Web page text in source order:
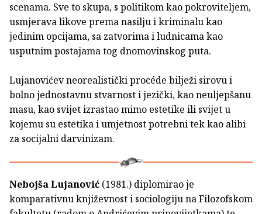
scenama. Sve to skupa, s politikom kao pokroviteljem,
usmjerava likove prema nasilju i kriminalu kao
jedinim opcijama, sa zatvorima i ludnicama kao
usputnim postajama tog dnomovinskog puta.
Lujanovićev neorealistički procéde bilježi sirovu i
bolno jednostavnu stvarnost i jezički, kao neuljepšanu
masu, kao svijet izrastao mimo estetike ili svijet u
kojemu su estetika i umjetnost potrebni tek kao alibi
za socijalni darvinizam.
Nebojša Lujanović (1981.) diplomirao je
komparativnu književnost i sociologiju na Filozofskom